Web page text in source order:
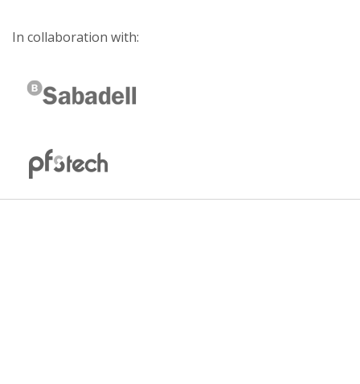
In collaboration with: